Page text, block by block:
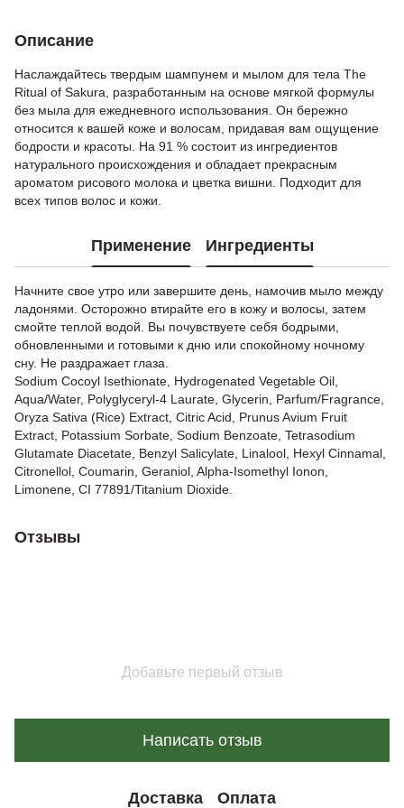
Описание
Наслаждайтесь твердым шампунем и мылом для тела The
Ritual of Sakura, разработанным на основе мягкой формулы
без мыла для ежедневного использования. Он бережно
относится к вашей коже и волосам, придавая вам ощущение
бодрости и красоты. На 91 % состоит из ингредиентов
натурального происхождения и обладает прекрасным
ароматом рисового молока и цветка вишни. Подходит для
всех типов волос и кожи.
Применение Ингредиенты
Начните свое утро или завершите день, намочив мыло между
ладонями. Осторожно втирайте его в кожу и волосы, затем
смойте теплой водой. Вы почувствуете себя бодрыми,
обновленными и готовыми к дню или спокойному ночному
сну. Не раздражает глаза.
Sodium Cocoyl Isethionate, Hydrogenated Vegetable Oil,
Aqua/Water, Polyglyceryl-4 Laurate, Glycerin, Parfum/Fragrance,
Oryza Sativa (Rice) Extract, Citric Acid, Prunus Avium Fruit
Extract, Potassium Sorbate, Sodium Benzoate, Tetrasodium
Glutamate Diacetate, Benzyl Salicylate, Linalool, Hexyl Cinnamal,
Citronellol, Coumarin, Geraniol, Alpha-Isomethyl Ionon,
Limonene, CI 77891/Titanium Dioxide.
Отзывы
Добавьте первый отзыв
Написать отзыв
Доставка Оплата